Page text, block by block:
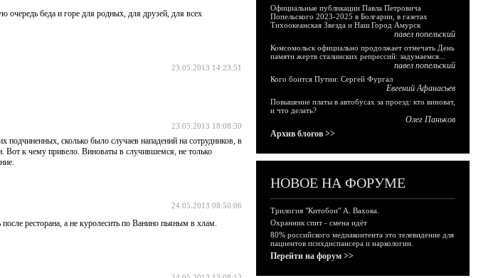
очередь беда и горе для родных, для друзей, для всех
23.05.2013 14:23:51
23.05.2013 18:08:30
сколько было случаев нападений на сотрудников, в
Вот к чему привело. Виноваты в случившемся, не только
24.05.2013 08:50:06
ресторана, а не куролесить по Ванино пьяным в хлам.
Официальные публикации Павла Петровича
Попельского 2023-2025 в Болгарии, в газетах
Тихоокеанская Звезда и Наш Город Амурск
павел попельский
Комсомольск официально продолжает отмечать День
памяти жертв сталинских репрессий: задумаемся...
павел попельский
Кого боится Путин: Сергей Фургал
Евгений Афанасьев
Повышение платы в автобусах за проезд: кто виноват,
и что делать?
Олег Паньков
Архив блогов >>
НОВОЕ НА ФОРУМЕ
Трилогия "Китобои" А. Вахова.
Охранник спит - смена идёт
80% российского медиаконтента это телевидение для
пациентов психдиспансера и наркологии.
Перейти на форум >>